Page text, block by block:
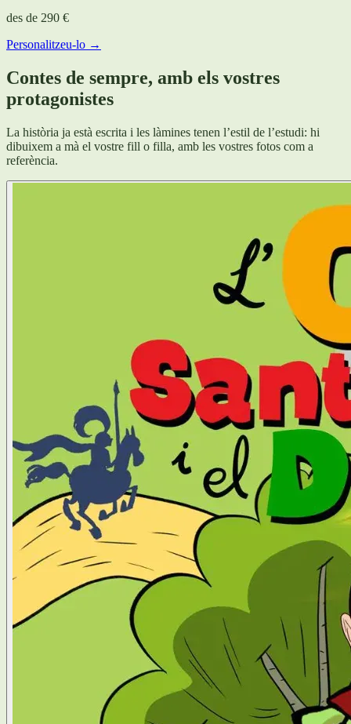
des de 290 €
Personalitzeu-lo →
Contes de sempre, amb els vostres
protagonistes
La història ja està escrita i les làmines tenen l’estil de l’estudi: hi
dibuixem a mà el vostre fill o filla, amb les vostres fotos com a
referència.